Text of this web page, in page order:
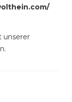
unserer